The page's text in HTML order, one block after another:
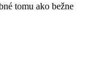
tomu ako bežne